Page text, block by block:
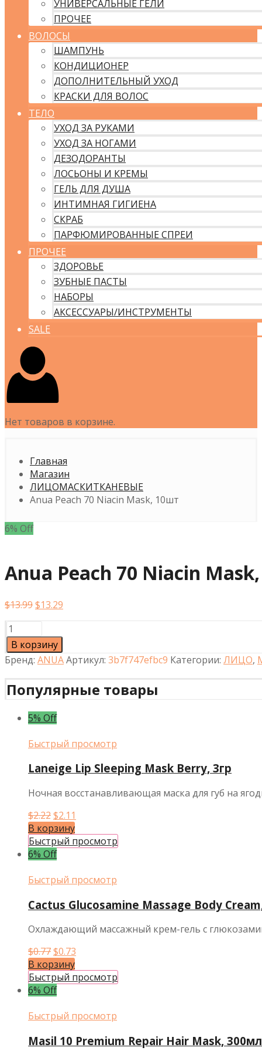
УНИВЕРСАЛЬНЫЕ ГЕЛИ
ПРОЧЕЕ
ВОЛОСЫ
ШАМПУНЬ
КОНДИЦИОНЕР
ДОПОЛНИТЕЛЬНЫЙ УХОД
КРАСКИ ДЛЯ ВОЛОС
ТЕЛО
УХОД ЗА РУКАМИ
УХОД ЗА НОГАМИ
ДЕЗОДОРАНТЫ
ЛОСЬОНЫ И КРЕМЫ
ГЕЛЬ ДЛЯ ДУША
ИНТИМНАЯ ГИГИЕНА
СКРАБ
ПАРФЮМИРОВАННЫЕ СПРЕИ
ПРОЧЕЕ
ЗДОРОВЬЕ
ЗУБНЫЕ ПАСТЫ
НАБОРЫ
АКСЕССУАРЫ/ИНСТРУМЕНТЫ
SALE
Нет товаров в корзине.
Главная
Магазин
ЛИЦОМАСКИТКАНЕВЫЕ
Anua Peach 70 Niacin Mask, 10шт
6% Off
Anua Peach 70 Niacin
$13.99Первоначальная
$13.99.
$13.29
Количество
товара
Anua
Peach
Niacin
10шт
В корзину
Бренд: ANUAАртикул: 3b7f747efbc9 Категории: ЛИЦО,
Популярные товары
5% Off
Быстрый просмотр
Laneige Lip Sleeping Mask Berry, 3гр
Ночная восстанавливающая маска для губ на
$2.22Первоначальная
цена
составляла
$2.22.
$2.11
$2.11.
В корзину
Быстрый просмотр
6% Off
Быстрый просмотр
Cactus Glucosamine Massage Body
Охлаждающий массажный крем-гель с
$0.77Первоначальная
цена
составляла
$0.77.
$0.73
$0.73.
В корзину
Быстрый просмотр
6% Off
Быстрый просмотр
Masil 10 Premium Repair Hair Mask, 300мл